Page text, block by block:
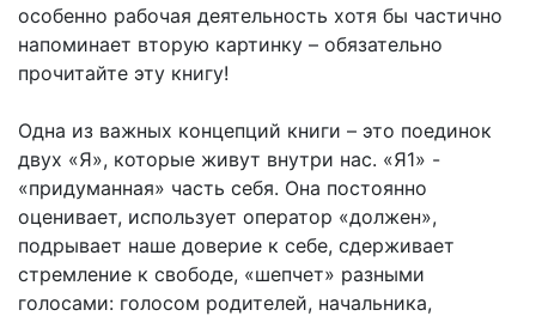
особенно рабочая деятельность хотя бы частично
напоминает вторую картинку – обязательно
прочитайте эту книгу!
Одна из важных концепций книги – это поединок
двух «Я», которые живут внутри нас. «Я1» -
«придуманная» часть себя. Она постоянно
оценивает, использует оператор «должен»,
подрывает наше доверие к себе, сдерживает
стремление к свободе, «шепчет» разными
голосами: голосом родителей, начальника,